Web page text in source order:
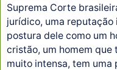
Suprema Corte
jurídico, uma
postura dele como um
cristão, um homem que
muito intensa, tem